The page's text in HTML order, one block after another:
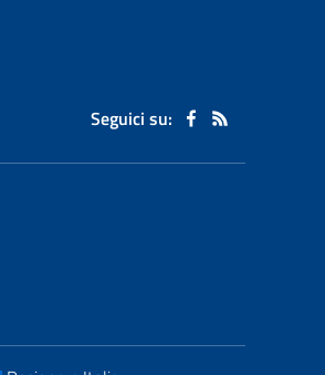
Seguici su: